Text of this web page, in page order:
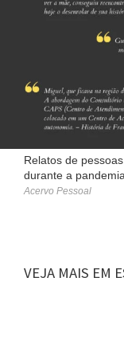
Relatos de
durante a
Acervo Pessoal
VEJA MAIS EM